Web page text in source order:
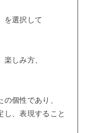
を選択して
しみ方、
個性であり、
し、表現すること